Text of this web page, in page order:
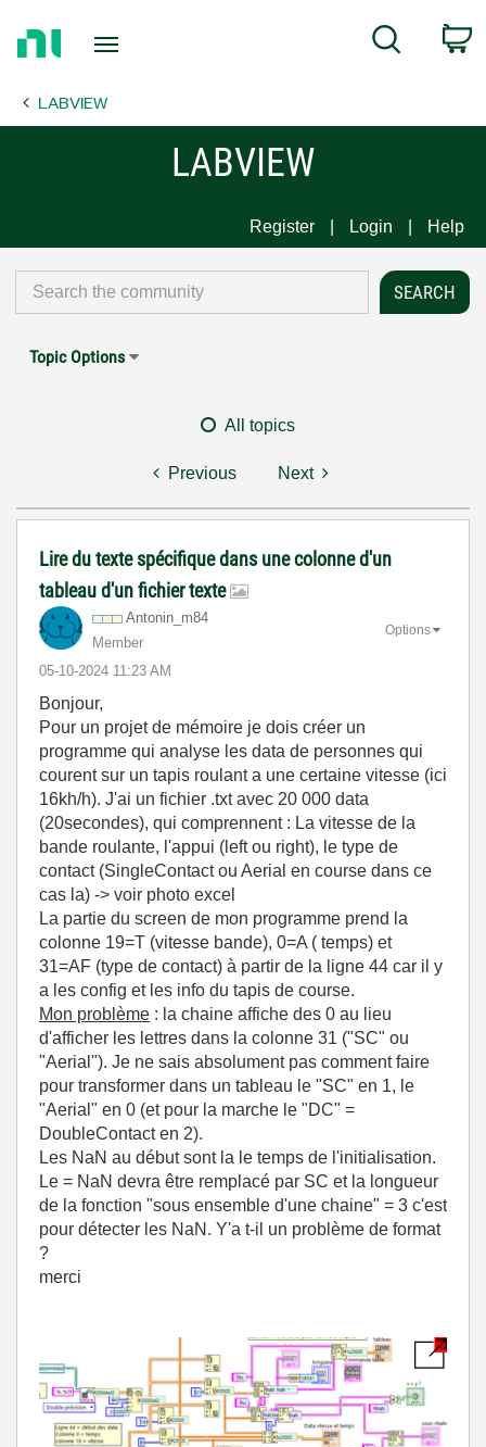
Page
Search
LABVIEW
LABVIEW
Register Login Help
Topic Options
All topics
Previous Next
Lire du texte spécifique dans une colonne d'un
tableau d'un fichier texte
Antonin_m84
Member
‎05-10-2024 11:23 AM
Options
Bonjour,
Pour un projet de mémoire je dois créer un
programme qui analyse les data de personnes qui
courent sur un tapis roulant a une certaine vitesse (ici
16kh/h). J'ai un fichier .txt avec 20 000 data
(20secondes), qui comprennent : La vitesse de la
bande roulante, l'appui (left ou right), le type de
contact (SingleContact ou Aerial en course dans ce
cas la) -> voir photo excel
La partie du screen de mon programme prend la
colonne 19=T (vitesse bande), 0=A ( temps) et
31=AF (type de contact) à partir de la ligne 44 car il y
a les config et les info du tapis de course.
Mon problème : la chaine affiche des 0 au lieu
d'afficher les lettres dans la colonne 31 ("SC" ou
"Aerial"). Je ne sais absolument pas comment faire
pour transformer dans un tableau le "SC" en 1, le
"Aerial" en 0 (et pour la marche le "DC" =
DoubleContact en 2).
Les NaN au début sont la le temps de l'initialisation.
Le = NaN devra être remplacé par SC et la longueur
de la fonction "sous ensemble d'une chaine" = 3 c'est
pour détecter les NaN. Y'a t-il un problème de format
?
merci